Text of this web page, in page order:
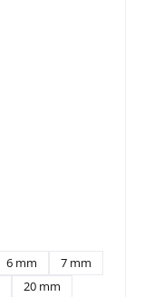
6 mm
7 mm
20 mm